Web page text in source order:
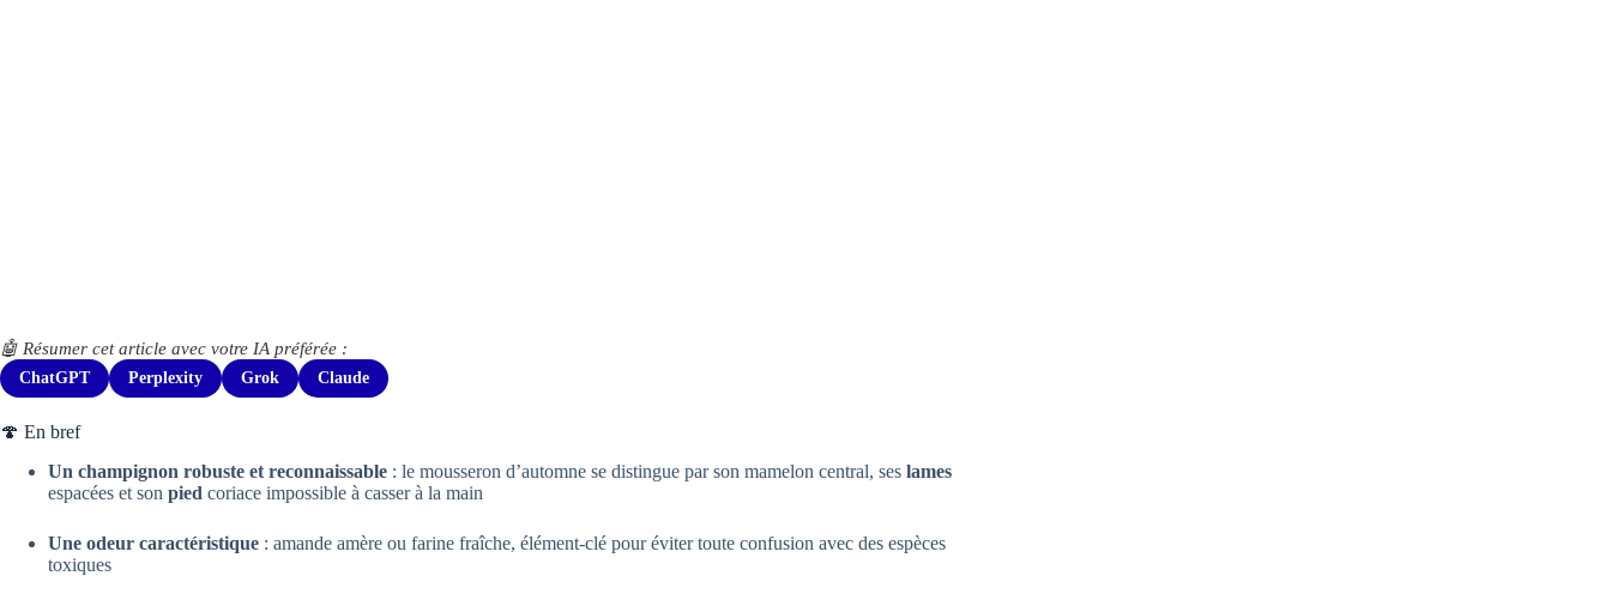
🤖 Résumer cet article avec votre IA préférée :
ChatGPT Perplexity Grok Claude
🍄 En bref
Un champignon robuste et reconnaissable : le mousseron d’automne se distingue par son mamelon central, ses lames
espacées et son pied coriace impossible à casser à la main
Une odeur caractéristique : amande amère ou farine fraîche, élément-clé pour éviter toute confusion avec des espèces
toxiques